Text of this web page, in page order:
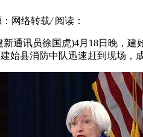
网络转载/ 阅读：
通讯员徐国虎)4月18日晚，
始县消防中队迅速赶到现场，